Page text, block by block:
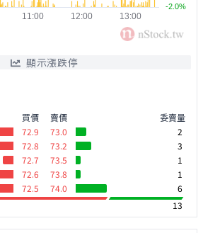
顯示漲跌停
買價
72.9
72.8
72.7
72.6
72.5
賣價
委賣量
73.0
2
73.2
3
73.5
1
73.8
1
74.0
6
13